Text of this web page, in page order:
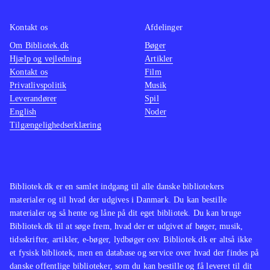
Der er udelukkende mulighed for
singleplayer og ingen onlinefunktion.
Spillet kan gennemføres på 6-7 timer
I opbygning, plot og grafik ligner
spillet andre Springdale-spil som fx
Ud over engene og Over stok og
før. Spillet bidrager ikke med nyt til
genren, men er bestemt et hyggeligt,
om end lidt kortvarigt, bekendtskab.
Bibliotek.dk er en samlet indgang til alle danske bibliotekers
materialer og til hvad der udgives i Danmark. Du kan bestille
materialer og så hente og låne på dit eget bibliotek. Du kan bruge
Bibliotek.dk til at søge frem, hvad der er udgivet af bøger, musik,
tidsskrifter, artikler, e-bøger, lydbøger osv. Bibliotek.dk er altså ikke
et fysisk bibliotek, men en database og service over hvad der findes på
danske offentlige biblioteker, som du kan bestille og få leveret til dit
Kontakt os
Om Bibliotek.dk
Hjælp og vejledning
Kontakt os
Privatlivspolitik
Leverandører
English
Tilgængelighedserklæring
Afdelinger
Bøger
Artikler
Film
Musik
Spil
Noder